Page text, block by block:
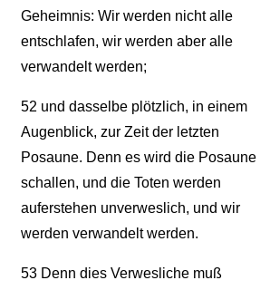
Geheimnis: Wir werden nicht alle
entschlafen, wir werden aber alle
verwandelt werden;
52 und dasselbe plötzlich, in einem
Augenblick, zur Zeit der letzten
Posaune. Denn es wird die Posaune
schallen, und die Toten werden
auferstehen unverweslich, und wir
werden verwandelt werden.
53Denn dies Verwesliche muß